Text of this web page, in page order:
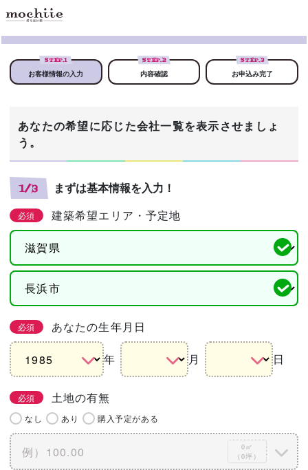
STEP.1
お客様情報の入力
STEP.2
内容確認
STEP.3
お申込み完了
あなたの希望に応じた会社一覧を表示させましょ
う。
1/3 まずは基本情報を入力！
必須 建築希望エリア・予定地
必須 あなたの生年月日
年 月 日
必須 土地の有無
なし あり 購入予定がある
0㎡
（0坪）